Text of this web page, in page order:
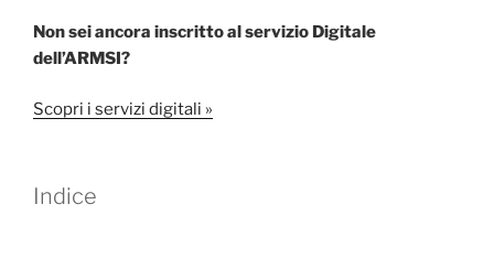
Non sei ancora inscritto al servizio Digitale
dell’ARMSI?
Scopri i servizi digitali »
Indice